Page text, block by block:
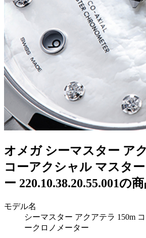
オメガ シーマスター ア
コーアクシャル マスタ
ー 220.10.38.20.55.001の
モデル名
シーマスター アクアテラ 150m
ークロノメーター